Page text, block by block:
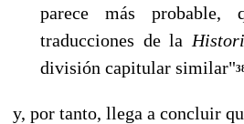
parece más probable,
traducciones de la
división ca­pitular similar"
y, por tanto, llega a concluir